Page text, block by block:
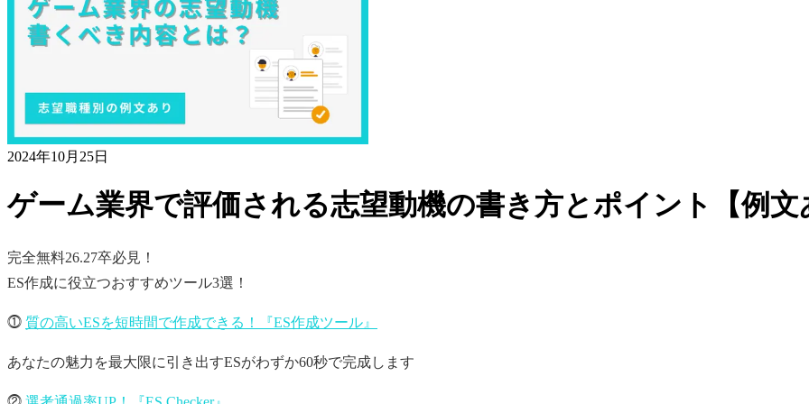
2024年10月25日
ゲーム業界で評価される志望動機の書き方とポイント【例文
完全無料26.27卒必見！
ES作成に役立つおすすめツール3選！
⓵ 質の高いESを短時間で作成できる！『ES作成ツール』
あなたの魅力を最大限に引き出すESがわずか60秒で完成します